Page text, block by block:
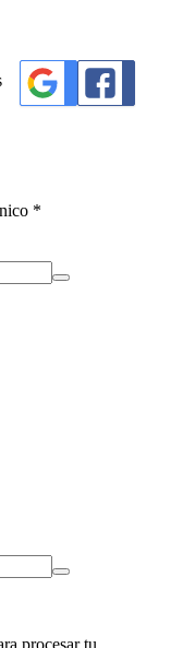
*
procesar tu